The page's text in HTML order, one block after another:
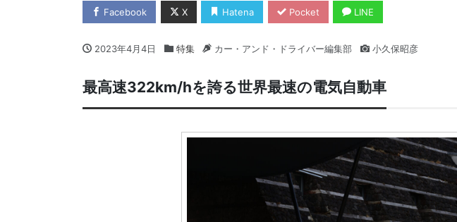
Facebook X Hatena Pocket LINE
2023年4月4日 特集 カー・アンド・ドライバー編集部 小久保昭彦
最高速322km/hを誇る世界最速の電気自動車